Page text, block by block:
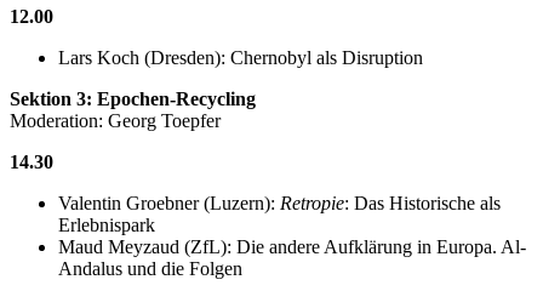
12.00
Lars Koch (Dresden): Chernobyl als Disruption
Sektion 3: Epochen-Recycling
Moderation: Georg Toepfer
14.30
Valentin Groebner (Luzern): Retropie: Das Historische als
Erlebnispark
Maud Meyzaud (ZfL): Die andere Aufklärung in Europa. Al-
Andalus und die Folgen